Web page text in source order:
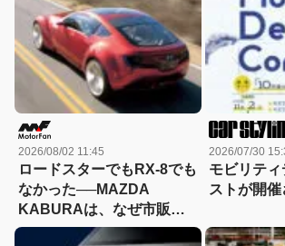
2026/08/02 11:45
ロードスターでもRX-8でも
なかった──MAZDA
KABURAは、なぜ市販さ
れなかったのか？
2026/07/30
モビリテ
ストが開催